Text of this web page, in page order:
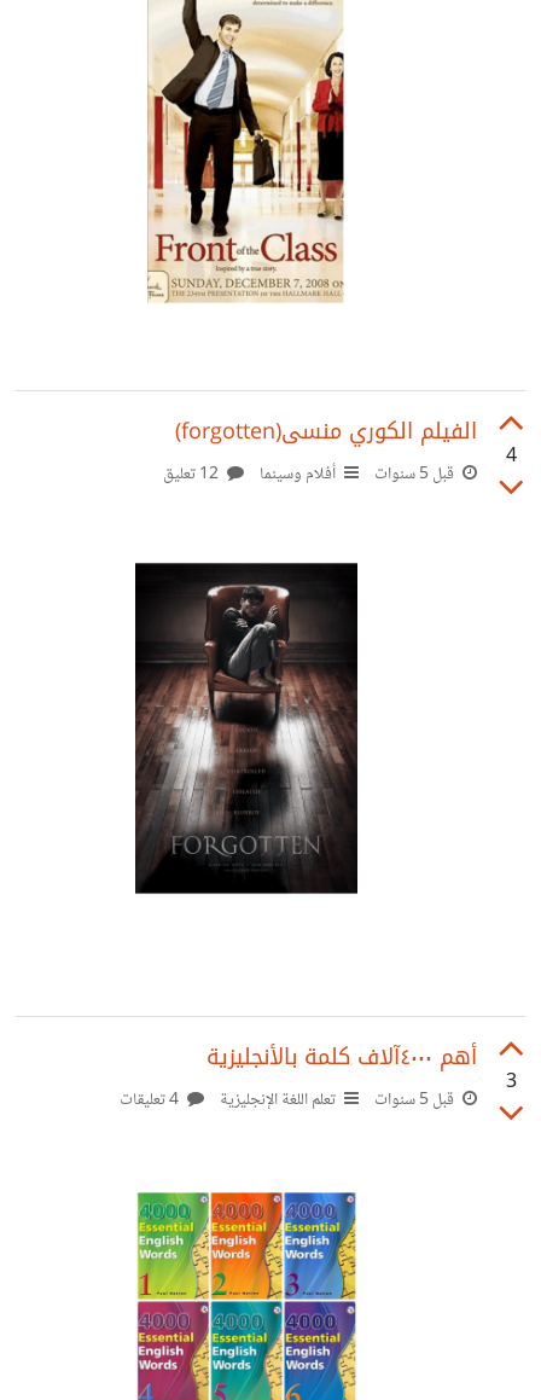
4
الفيلم الكوري منسى(forgotten)
قبل 5 سنوات أفلام وسينما
3
أهم ٤٠٠٠آلاف كلمة بالأنجليزية
قبل 5 سنوات تعلم اللغة الإنجليزية